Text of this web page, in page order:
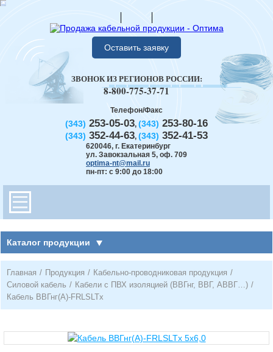
Оставить заявку
Телефон/Факс
(343) 253-05-03, (343) 253-80-16
(343) 352-44-63, (343) 352-41-53
620046, г. Екатеринбург
ул. Завокзальная 5, оф. 709
optima-nt@mail.ru
пн-пт: с 9:00 до 18:00
ЗВОНОК ИЗ РЕГИОНОВ РОССИИ:
8-800-775-37-71
Каталог продукции
Главная / Продукция / Кабельно-проводниковая продукция /
Силовой кабель / Кабели с ПВХ изоляцией (ВВГнг, ВВГ, АВВГ…) /
Кабель ВВГнг(А)-FRLSLTx